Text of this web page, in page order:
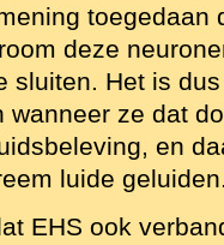
toegedaan
deze
sluiten. Het is
ze dat
en
luide
EHS ook